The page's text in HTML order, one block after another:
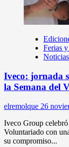
Ferias
Iveco: jornada
la Semana del
elremolque 26
Iveco Group
Voluntariado con
su compromiso...